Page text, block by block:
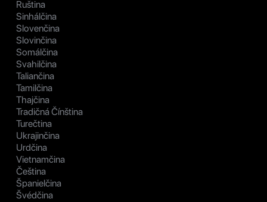
Ruština
Sinhálčina
Slovenčina
Slovinčina
Somálčina
Svahilčina
Taliančina
Tamilčina
Thajčina
Tradičná Čínština
Turečtina
Ukrajinčina
Urdčina
Vietnamčina
Čeština
Španielčina
Švédčina